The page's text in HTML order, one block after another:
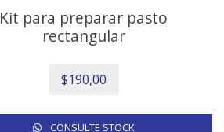
Kit para preparar pasto
rectangular
$190,00
CONSULTE STOCK